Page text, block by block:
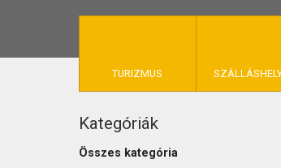
TURIZMUS
KINCSES
KAPCSOLAT
Kategóriák
Összes kategória